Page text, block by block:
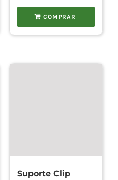
COMPRAR
Suporte Clip